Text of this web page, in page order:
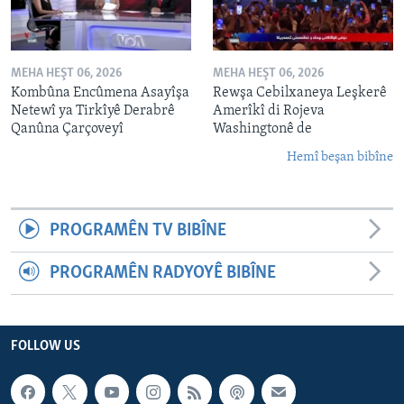
MEHA HEŞT 06, 2026
Kombûna Encûmena Asayîşa
Netewî ya Tirkîyê Derabrê
Qanûna Çarçoveyî
MEHA HEŞT 06, 2026
Rewşa Cebilxaneya Leşkerê
Amerîkî di Rojeva
Washingtonê de
Hemî beşan bibîne
PROGRAMÊN TV BIBÎNE
PROGRAMÊN RADYOYÊ BIBÎNE
FOLLOW US